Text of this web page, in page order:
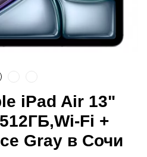
iPad Air 13"
Fi +
Gray в Сочи